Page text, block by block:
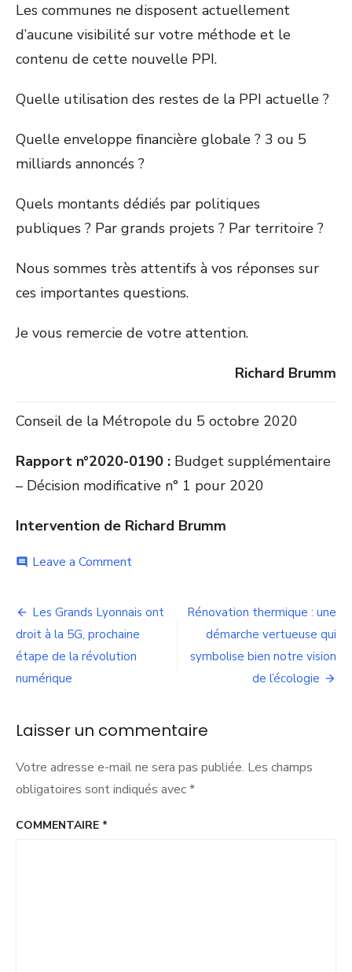
Les communes ne disposent actuellement
d’aucune visibilité sur votre méthode et le
contenu de cette nouvelle PPI.
Quelle utilisation des restes de la PPI actuelle ?
Quelle enveloppe financière globale ? 3 ou 5
milliards annoncés ?
Quels montants dédiés par politiques
publiques ? Par grands projets ? Par territoire ?
Nous sommes très attentifs à vos réponses sur
ces importantes questions.
Je vous remercie de votre attention.
Richard Brumm
Conseil de la Métropole du 5 octobre 2020
Rapport n°2020-0190 : Budget supplémentaire
– Décision modificative n° 1 pour 2020
Intervention de Richard Brumm
comment Leave a Commenton
Toutes
politiques
publiques
à
des
pistes
cyclables
Navigation
de
l’article
Les Grands Lyonnais ont
droit à la 5G, prochaine
étape de la révolution
numérique
Rénovation thermique : une
démarche vertueuse qui
symbolise bien notre vision
de l’écologie
Laisser un commentaire
Votre adresse e-mail ne sera pas publiée. Les champs
obligatoires sont indiqués avec*
COMMENTAIRE *